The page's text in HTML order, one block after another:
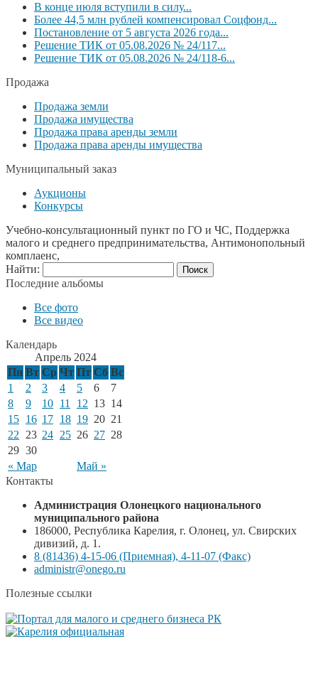
В конце июля вступили в силу...
Более 44,5 млн рублей компенсировал Соцфонд...
Постановление от 5 августа 2026 года...
Решение ТИК от 05.08.2026 № 24/117...
Решение ТИК от 05.08.2026 № 24/118-6...
Продажа
Продажа земли
Продажа имущества
Продажа права аренды земли
Продажа права аренды имущества
Муниципальный заказ
Аукционы
Конкурсы
Учебно-консультационный пункт по ГО и ЧС, Поддержка
малого и среднего предпринимательства, Антимонопольный
комплаенс,
Найти:
Последние альбомы
Все фото
Все видео
Календарь
Апрель 2024
Пн Вт Ср Чт Пт Сб Вс
« Мар Май »
1 2 3 4 5 6
7
8
9 10 11 12 13 14
15 16 17 18 19 20 21
22
23 24 25 26 27 28
29 30
Контакты
Администрация Олонецкого национального
муниципального района
186000, Республика Карелия, г. Олонец, ул. Свирских
дивизий, д. 1.
8 (81436) 4-15-06 (Приемная), 4-11-07 (Факс)
administr@onego.ru
Полезные ссылки